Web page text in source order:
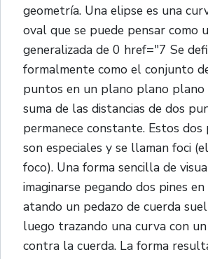
geometría. Una elipse es una
oval que se puede pensar como
generalizada de 0 href="7 Se
formalmente como el conjunto
puntos en un plano plano
suma de las distancias de dos
permanece constante. Estos
son especiales y se llaman foci
foco). Una forma sencilla de
imaginarse pegando dos pines
atando un pedazo de cuerda
luego trazando una curva con
contra la cuerda. La forma